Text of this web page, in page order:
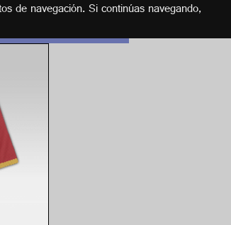
de navegación. Si continúas navegando,